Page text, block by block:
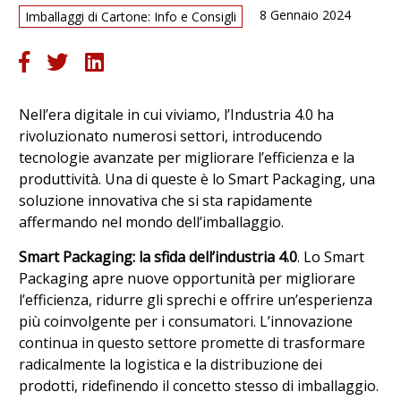
Imballaggi di Cartone: Info e Consigli 8 Gennaio 2024
Nell’era digitale in cui viviamo, l’Industria 4.0 ha
rivoluzionato numerosi settori, introducendo
tecnologie avanzate per migliorare l’efficienza e la
produttività. Una di queste è lo Smart Packaging, una
soluzione innovativa che si sta rapidamente
affermando nel mondo dell’imballaggio.
Smart Packaging: la sfida dell’industria 4.0. Lo Smart
Packaging apre nuove opportunità per migliorare
l’efficienza, ridurre gli sprechi e offrire un’esperienza
più coinvolgente per i consumatori. L’innovazione
continua in questo settore promette di trasformare
radicalmente la logistica e la distribuzione dei
prodotti, ridefinendo il concetto stesso di imballaggio.